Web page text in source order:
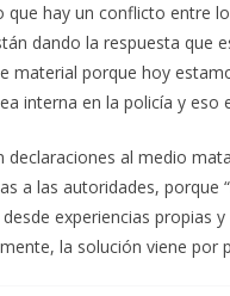
que hay un conflicto entre
dando la respuesta que
material porque hoy
interna en la policía y eso
declaraciones al medio
a las autoridades,
experiencias propias
la solución viene por